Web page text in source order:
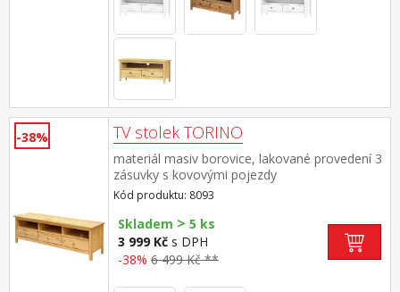
-38% TV stolek TORINO
materiál masiv borovice, lakované provedení 3
zásuvky s kovovými pojezdy
Kód produktu: 8093
Skladem > 5 ks
3 999 Kč s DPH
-38% 6 499 Kč **